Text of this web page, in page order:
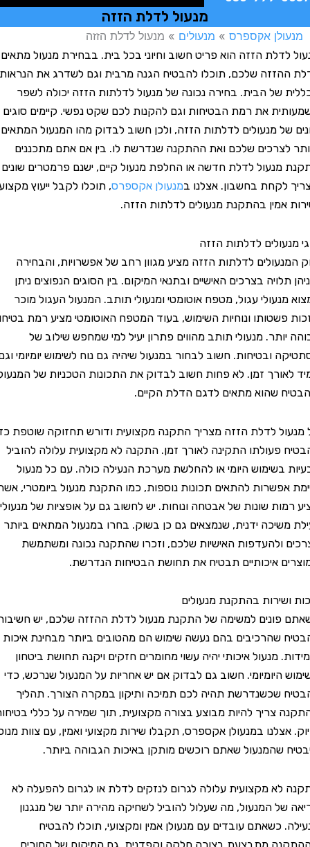
מנעול לדלת הזזה
אקספרס»מנעולים»מנעול לדלת הזזה
הזזה הוא פריט חשוב וחיוני בכל בית. בבחירת מנעול מתאים
שלכם, תוכלו להבטיח הגנה מרבית וגם לשדרג את הנראות
של הבית. בחירה נכונה של מנעול לדלתות הזזה יכולה לשפר
את רמת הבטיחות וגם להקנות לכם שקט נפשי. קיימים סוגים
מנעולים לדלתות הזזה, ולכן חשוב לבדוק מהו המנעול המתאים
שלכם ואת ההתקנה שנדרשת לו. בין אם אתם מתכננים
לדלת חדשה או החלפת מנעול קיים, ישנם פרמטרים שונים
בחשבון. אצלנו במנעולן אקספרס, תוכלו לקבל ייעוץ מקצועי
בהתקנת מנעולים לדלתות הזזה.
לדלתות הזזה
לדלתות הזזה מציע מגוון רחב של אפשרויות, והבחירה
בצרכים האישיים ובתנאי המיקום. בין הסוגים הנפוצים ניתן
עגול, מטפח אוטומטי ומנעולי תותב. המנעול העגול מוכר
ונוחיות השימוש, בעוד המטפח האוטומטי מציע רמת בטיחות
מנעולי תותב מהווים פתרון יעיל למי שמחפש שילוב של
ובטיחות. חשוב לבחור במנעול שיהיה גם נוח לשימוש יומיומי וגם
זמן. לא פחות חשוב לבדוק את התכונות הטכניות של המנעול
שהוא מתאים לדגם הדלת הקיים.
לדלת הזזה מצריך התקנה מקצועית ודורש תחזוקה שוטפת כדי
פעולתו התקינה לאורך זמן. התקנה לא מקצועית עלולה להוביל
בשימוש היומי או להחלשת מערכת הנעילה כולה. עם כל מנעול
להתאים תכונות נוספות, כמו התקנת מנעול ביומטרי, אשר
שונות של אבטחה ונוחות. יש לחשוב גם על אופציות של מנעולי
ידנית, שנמצאים גם כן בשוק. בחרו במנעול המתאים ביותר
ולהעדפות האישיות שלכם, וזכרו שהתקנה נכונה ומשתמשת
איכותיים תבטיח את תחושת הבטיחות הנדרשת.
בהתקנת מנעולים
למשימה של התקנת מנעול לדלת ההזזה שלכם, יש חשיבות
שהרכיבים בהם נעשה שימוש הם מהטובים ביותר מבחינת איכות
מנעול איכותי יהיה עשוי מחומרים חזקים ויקנה תחושת ביטחון
חשוב גם לבדוק אם יש אחריות על המנעול שנרכש, כדי
שכשנדרשת תהיה לכם תמיכה ותיקון במקרה הצורך. תהליך
צריך להיות מבוצע בצורה מקצועית, תוך שמירה על כללי בטיחות
במנעולן אקספרס, תקבלו שירות מקצועי ואמין, עם צוות מנוסה
שהמנעול שאתם רוכשים מותקן באיכות הגבוהה ביותר.
מקצועית עלולה לגרום לנזקים לדלת או לגרום להפעלה לא
המנעול, מה שעלול להוביל לשחיקה מהירה יותר של מנגנון
כשאתם עובדים עם מנעולן אמין ומקצועי, תוכלו להבטיח